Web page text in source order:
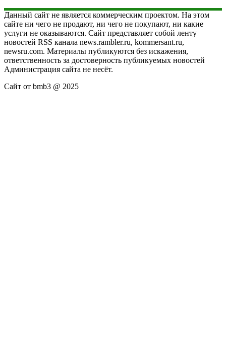
Данный сайт не является коммерческим проектом. На этом
сайте ни чего не продают, ни чего не покупают, ни какие
услуги не оказываются. Сайт представляет собой ленту
новостей RSS канала news.rambler.ru, kommersant.ru,
newsru.com. Материалы публикуются без искажения,
ответственность за достоверность публикуемых новостей
Администрация сайта не несёт.
Сайт от bmb3 @ 2025